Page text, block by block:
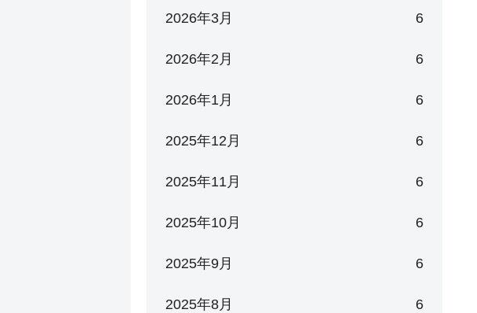
2026年3月 6
2026年2月 6
2026年1月 6
2025年12月 6
2025年11月 6
2025年10月 6
2025年9月 6
2025年8月 6